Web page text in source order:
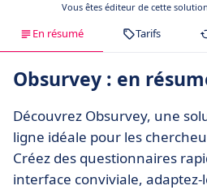
Vous êtes éditeur de cette
En résumé Tarifs
Obsurvey : en
Découvrez Obsurvey, une
ligne idéale pour les
Créez des questionnaires
interface conviviale, adaptez-